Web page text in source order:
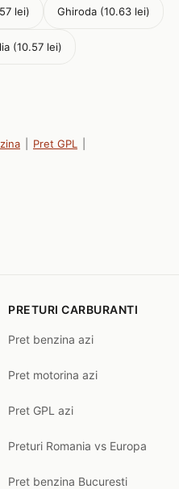
lei) Ghiroda (10.63 lei)
(10.57 lei)
Pret GPL
PRETURI CARBURANTI
Pret benzina azi
Pret motorina azi
Pret GPL azi
Preturi Romania vs Europa
Pret benzina Bucuresti